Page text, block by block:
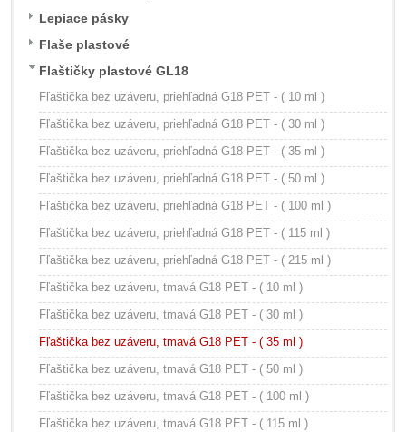
Lepiace pásky
Flaše plastové
Flaštičky plastové GL18
Fľaštička bez uzáveru, priehľadná G18 PET - ( 10 ml )
Fľaštička bez uzáveru, priehľadná G18 PET - ( 30 ml )
Fľaštička bez uzáveru, priehľadná G18 PET - ( 35 ml )
Fľaštička bez uzáveru, priehľadná G18 PET - ( 50 ml )
Fľaštička bez uzáveru, priehľadná G18 PET - ( 100 ml )
Fľaštička bez uzáveru, priehľadná G18 PET - ( 115 ml )
Fľaštička bez uzáveru, priehľadná G18 PET - ( 215 ml )
Fľaštička bez uzáveru, tmavá G18 PET - ( 10 ml )
Fľaštička bez uzáveru, tmavá G18 PET - ( 30 ml )
Fľaštička bez uzáveru, tmavá G18 PET - ( 35 ml )
Fľaštička bez uzáveru, tmavá G18 PET - ( 50 ml )
Fľaštička bez uzáveru, tmavá G18 PET - ( 100 ml )
Fľaštička bez uzáveru, tmavá G18 PET - ( 115 ml )